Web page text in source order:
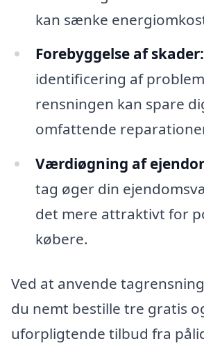
kan sænke
Forebyggelse af skader:
identificering af
rensningen kan spare
omfattende
Værdiøgning af
tag øger din
det mere attraktivt for
købere.
Ved at anvende
du nemt bestille tre gratis
uforpligtende tilbud fra